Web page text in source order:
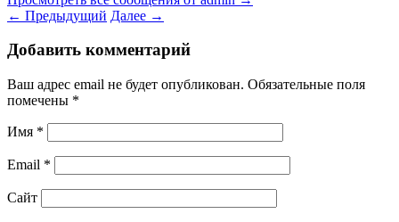
← Предыдущий Далее →
Добавить комментарий
Ваш адрес email не будет опубликован. Обязательные поля
помечены *
Имя *
Email *
Сайт